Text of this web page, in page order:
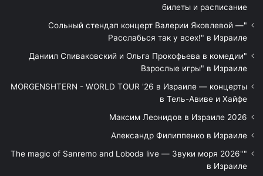
билеты и расписание
"Сольный стендап концерт Валерии Яковлевой —
Расслабься так у всех!" в Израиле
"Даниил Спиваковский и Ольга Прокофьева в комедии
Взрослые игры" в Израиле
MORGENSHTERN - WORLD TOUR '26 в Израиле — концерты
в Тель-Авиве и Хайфе
Максим Леонидов в Израиле 2026
Александр Филиппенко в Израиле
"The magic of Sanremo and Loboda live — Звуки моря 2026"
в Израиле